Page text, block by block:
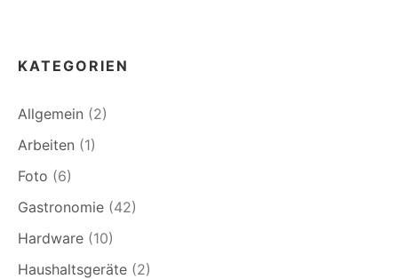
KATEGORIEN
Allgemein (2)
Arbeiten (1)
Foto (6)
Gastronomie (42)
Hardware (10)
Haushaltsgeräte (2)